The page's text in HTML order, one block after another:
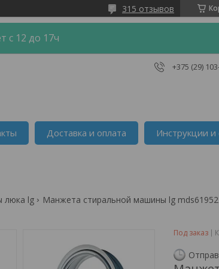
315 отзывов
с 12 до 17ч
+375 (29)
Доставка и оплата Инструкции и
люка lg Манжета стиральной машины lg
Под заказ